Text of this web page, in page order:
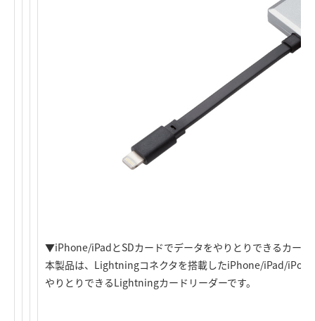
▼iPhone/iPadとSDカードでデータをやりとりできるカード
本製品は、Lightningコネクタを搭載したiPhone/iPad/iPod
やりとりできるLightningカードリーダーです。